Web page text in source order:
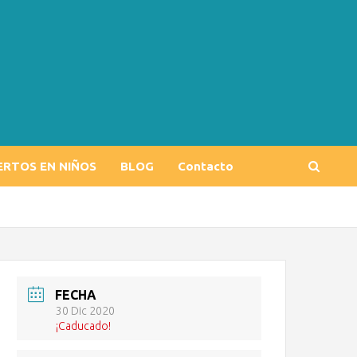
EN NIÑOS BLOG Contacto
FECHA
30 Dic 2020
¡Caducado!